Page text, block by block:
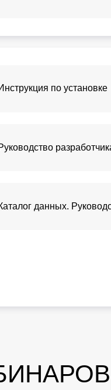
по установке
данных.